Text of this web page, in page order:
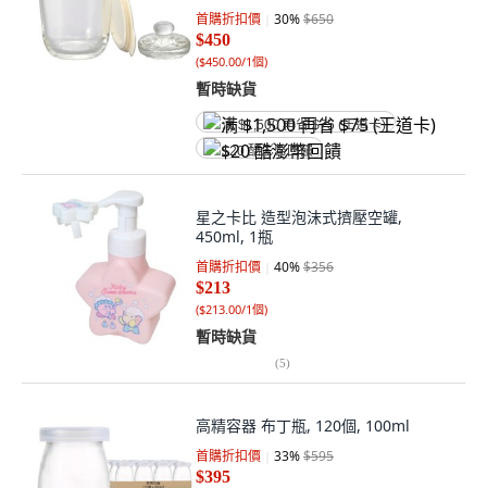
首購折扣價 30%$650
$450
($450.00/1個)
暫時缺貨
满 $1,500 再省 $75 (王道卡)
$20 酷澎幣回饋
星之卡比 造型泡沫式擠壓空罐,
450ml, 1瓶
首購折扣價 40%$356
$213
($213.00/1個)
暫時缺貨
(5)
高精容器 布丁瓶, 120個, 100ml
首購折扣價 33%$595
$395